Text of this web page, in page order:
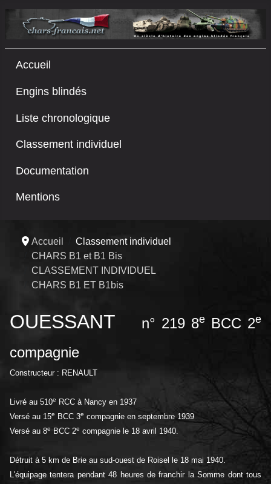
Accueil
Engins blindés
Liste chronologique
Classement individuel
Documentation
Mentions
Accueil
Classement individuel
CHARS B1 et B1 Bis
CLASSEMENT INDIVIDUEL
CHARS B1 ET B1bis
OUESSANT n° 219 8eBCC 2e
compagnie
Constructeur : RENAULT
Livré au 510e
RCC à Nancy en 1937
Versé au 15e BCC 3e compagnie en septembre 1939
Versé au 8e BCC 2e compagnie le 18 avril 1940.
Détruit à 5 km de Brie au sud-ouest de Roisel le 18 mai 1940.
L'équipage tentera pendant 48 heures de franchir la Somme dont tous